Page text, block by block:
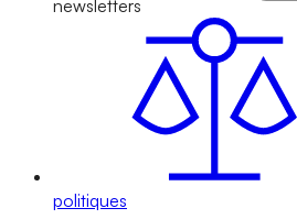
newsletters
politiques